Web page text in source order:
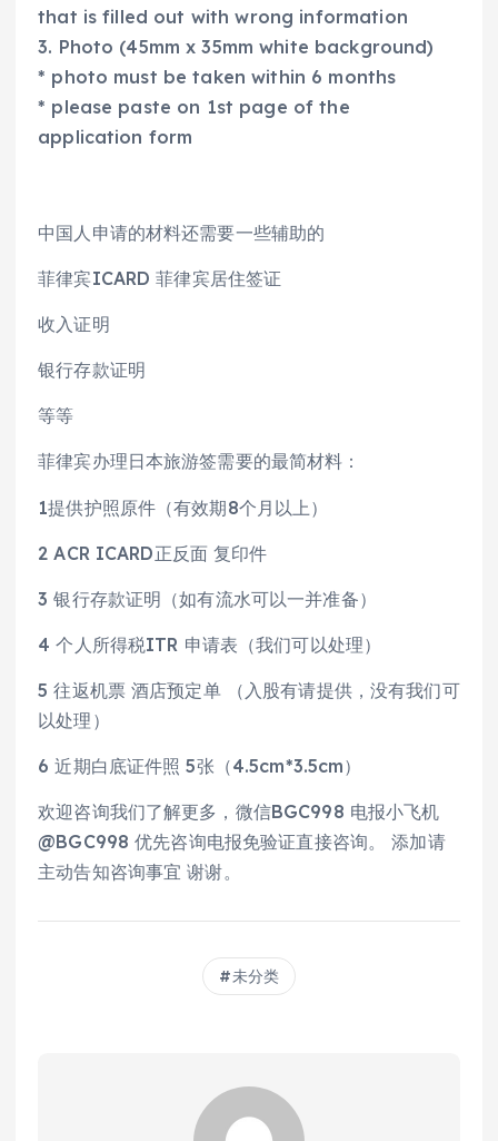
that is filled out with wrong information
3. Photo (45mm x 35mm white background)
* photo must be taken within 6 months
* please paste on 1st page of the
application form
中国人申请的材料还需要一些辅助的
菲律宾ICARD 菲律宾居住签证
收入证明
银行存款证明
等等
菲律宾办理日本旅游签需要的最简材料：
1提供护照原件（有效期8个月以上）
2 ACR ICARD正反面 复印件
3 银行存款证明（如有流水可以一并准备）
4 个人所得税ITR 申请表（我们可以处理）
5 往返机票 酒店预定单 （入股有请提供，没有我们可
以处理）
6 近期白底证件照 5张（4.5cm*3.5cm）
欢迎咨询我们了解更多，微信BGC998 电报小飞机
@BGC998 优先咨询电报免验证直接咨询。 添加请
主动告知咨询事宜 谢谢。
未分类